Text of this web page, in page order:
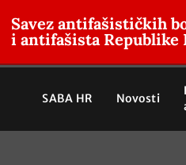
Savez antifašističkih
i antifašista Republike
SABA HR Novosti